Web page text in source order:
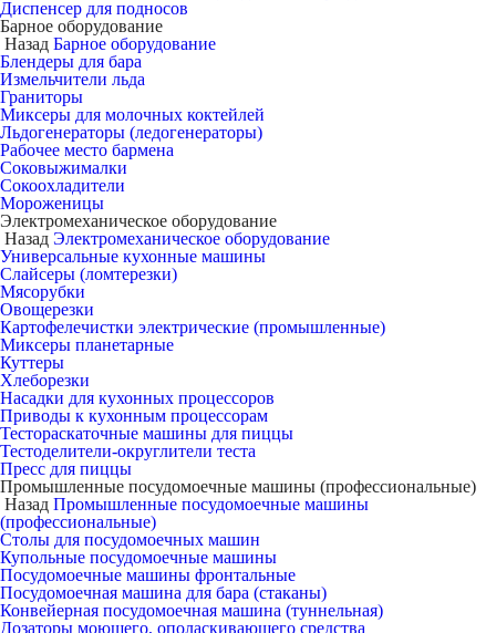
Диспенсер для подносов
Барное оборудование
Назад Барное оборудование
Блендеры для бара
Измельчители льда
Граниторы
Миксеры для молочных коктейлей
Льдогенераторы (ледогенераторы)
Рабочее место бармена
Соковыжималки
Сокоохладители
Мороженицы
Электромеханическое оборудование
Назад Электромеханическое оборудование
Универсальные кухонные машины
Слайсеры (ломтерезки)
Мясорубки
Овощерезки
Картофелечистки электрические (промышленные)
Миксеры планетарные
Куттеры
Хлеборезки
Насадки для кухонных процессоров
Приводы к кухонным процессорам
Тестораскаточные машины для пиццы
Тестоделители-округлители теста
Пресс для пиццы
Промышленные посудомоечные машины (профессиональные)
Назад Промышленные посудомоечные машины
(профессиональные)
Столы для посудомоечных машин
Купольные посудомоечные машины
Посудомоечные машины фронтальные
Посудомоечная машина для бара (стаканы)
Конвейерная посудомоечная машина (туннельная)
Дозаторы моющего, ополаскивающего средства